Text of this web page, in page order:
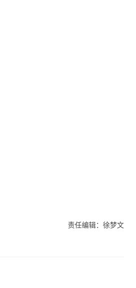
责任编辑：徐梦文